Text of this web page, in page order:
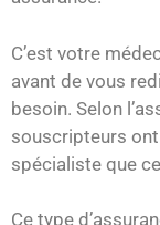
C’est votre
avant de vous
besoin. Selon
souscripteurs
spécialiste que
Ce type